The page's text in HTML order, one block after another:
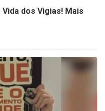
dos Vigias! Mais